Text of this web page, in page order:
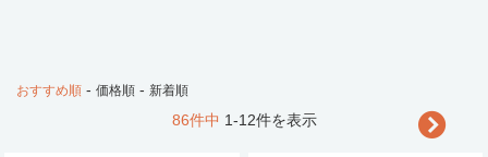
おすすめ順 - 価格順 - 新着順
86件中 1-12件を表示